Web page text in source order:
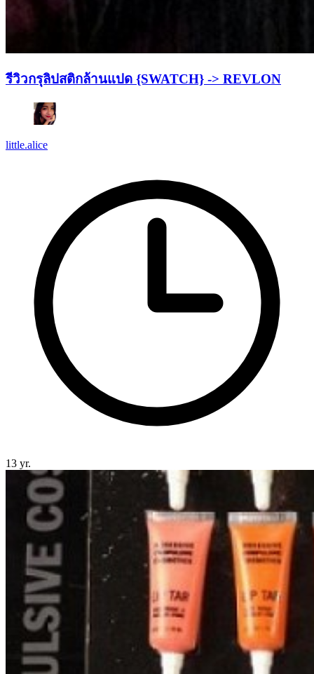
รีวิวกรุลิปสติกล้านแปด {SWATCH} -> REVLON
little.alice
13 yr.